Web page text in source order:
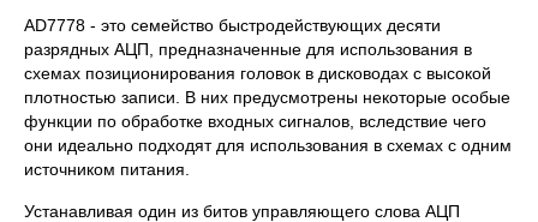
AD7778 - это семейство быстродействующих десяти
разрядных АЦП, предназначенные для использования в
схемах позиционирования головок в дисководах с высокой
плотностью записи. В них предусмотрены некоторые особые
функции по обработке входных сигналов, вследствие чего
они идеально подходят для использования в схемах с одним
источником питания.
Устанавливая один из битов управляющего слова АЦП